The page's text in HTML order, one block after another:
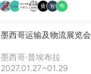
墨西哥运输及物流展览会
墨西哥·普埃布拉
2027.01.27~01.29